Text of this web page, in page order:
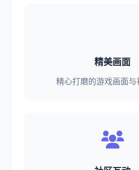
精美画面
精心打磨的游戏画面与